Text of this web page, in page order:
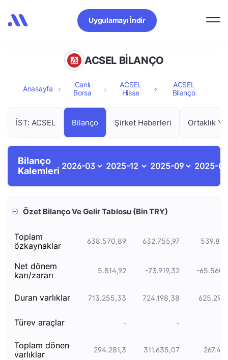
Uygulamayı İndir
ACSEL BİLANÇO
Anasayfa
Canlı
Borsa
ACSEL
Hisse
ACSEL
Bilanço
İST: ACSEL Bilanço Şirket Haberleri Ortaklık
Bilanço
Kalemleri
Özet Bilanço Ve Gelir Tablosu (Bin TRY)
toplam
özkaynaklar
638.570,89 632.755,97
net dönem
karı/zararı
5.814,92 -73.919,32 -
duran varliklar 713.255,33 724.198,38
türev araçlar - -
toplam dönen
varlıklar
294.281,3 311.635,07